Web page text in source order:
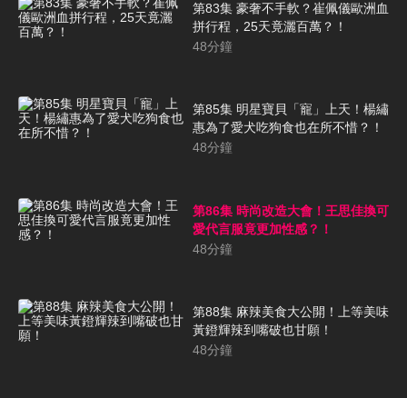
第83集 豪奢不手軟？崔佩儀歐洲血
拼行程，25天竟灑百萬？！
48分鐘
第85集 明星寶貝「寵」上天！楊繡
惠為了愛犬吃狗食也在所不惜？！
48分鐘
第86集 時尚改造大會！王思佳換可
愛代言服竟更加性感？！
48分鐘
第88集 麻辣美食大公開！上等美味
黃鐙輝辣到嘴破也甘願！
48分鐘